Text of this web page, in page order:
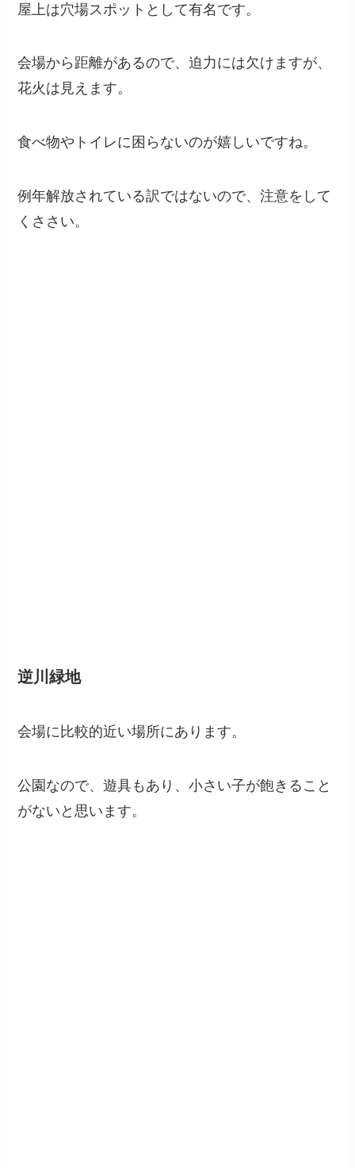
屋上は穴場スポットとして有名です。
会場から距離があるので、迫力には欠けますが、
花火は見えます。
食べ物やトイレに困らないのが嬉しいですね。
例年解放されている訳ではないので、注意をして
くささい。
逆川緑地
会場に比較的近い場所にあります。
公園なので、遊具もあり、小さい子が飽きること
がないと思います。